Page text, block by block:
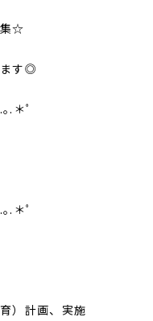
☆
す◎
.＊ﾟ
.＊ﾟ
）計画、実施